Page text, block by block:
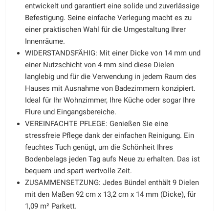
entwickelt und garantiert eine solide und zuverlässige
Befestigung. Seine einfache Verlegung macht es zu
einer praktischen Wahl für die Umgestaltung Ihrer
Innenräume.
WIDERSTANDSFÄHIG: Mit einer Dicke von 14 mm und
einer Nutzschicht von 4 mm sind diese Dielen
langlebig und für die Verwendung in jedem Raum des
Hauses mit Ausnahme von Badezimmern konzipiert.
Ideal für Ihr Wohnzimmer, Ihre Küche oder sogar Ihre
Flure und Eingangsbereiche.
VEREINFACHTE PFLEGE: Genießen Sie eine
stressfreie Pflege dank der einfachen Reinigung. Ein
feuchtes Tuch genügt, um die Schönheit Ihres
Bodenbelags jeden Tag aufs Neue zu erhalten. Das ist
bequem und spart wertvolle Zeit.
ZUSAMMENSETZUNG: Jedes Bündel enthält 9 Dielen
mit den Maßen 92 cm x 13,2 cm x 14 mm (Dicke), für
1,09 m² Parkett.